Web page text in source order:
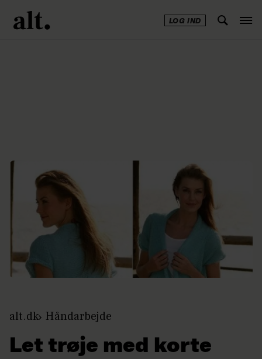
LOG IND
alt.dk Håndarbejde
Let trøje med korte